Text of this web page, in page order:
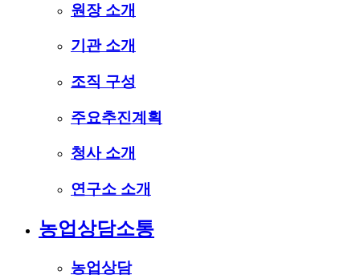
원장 소개
기관 소개
조직 구성
주요추진계획
청사 소개
연구소 소개
농업상담소통
농업상담